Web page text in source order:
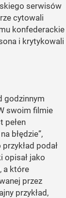
serwisów
cytowali
konfederackie
i krytykowali
godzinnym
swoim filmie
pełen
błędzie”,
podał
opisał jako
a które
przez
przykład,